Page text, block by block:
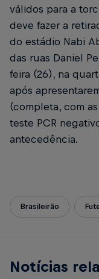
válidos para a
deve fazer a
do estádio Nabi
das ruas Daniel
feira (26), na
após
(completa, com
teste PCR
antecedência.
Brasileirão
Notícias